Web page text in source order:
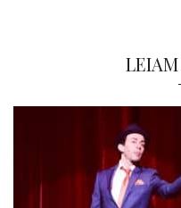
LEIAM